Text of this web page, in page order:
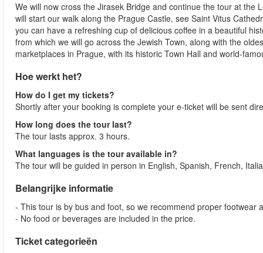
We will now cross the Jirasek Bridge and continue the tour at
will start our walk along the Prague Castle, see Saint Vitus
you can have a refreshing cup of delicious coffee in a beautiful
from which we will go across the Jewish Town, along with the
marketplaces in Prague, with its historic Town Hall and world-
Hoe werkt het?
How do I get my tickets?
Shortly after your booking is complete your e-ticket will be sent
How long does the tour last?
The tour lasts approx. 3 hours.
What languages is the tour available in?
The tour will be guided in person in English, Spanish, French,
Belangrijke informatie
- This tour is by bus and foot, so we recommend proper footwear
- No food or beverages are included in the price.
Ticket categorieën